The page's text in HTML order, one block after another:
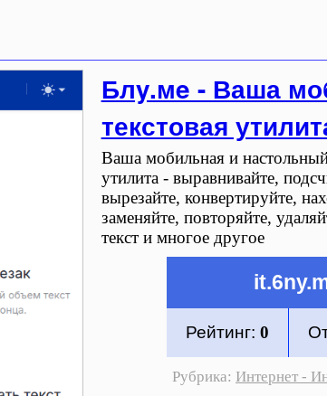
Блy.мe - Ваша
текстовая
Ваша мобильная и
утилита - выравнивайте,
вырезайте, конвертируйте,
заменяйте, повторяйте,
текст и многое другое
Рейтинг: 0
Рубрика: Интернет -